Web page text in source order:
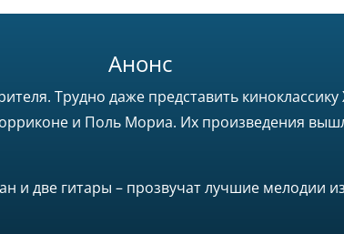
Анонс
Трудно даже представить киноклассику
и Поль Мориа. Их произведения
и две гитары – прозвучат лучшие мелодии